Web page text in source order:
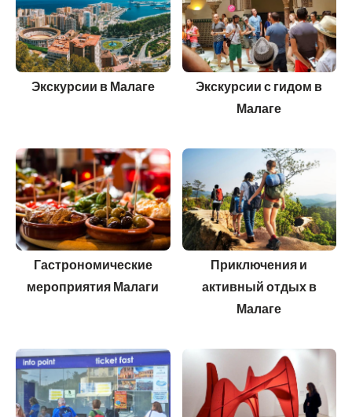
Экскурсии в Малаге
Экскурсии с гидом в
Малаге
Гастрономические
мероприятия Малаги
Приключения и
активный отдых в
Малаге